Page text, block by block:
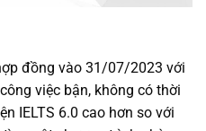
đồng vào 31/07/2023 với
việc bận, không có thời
IELTS 6.0 cao hơn so với